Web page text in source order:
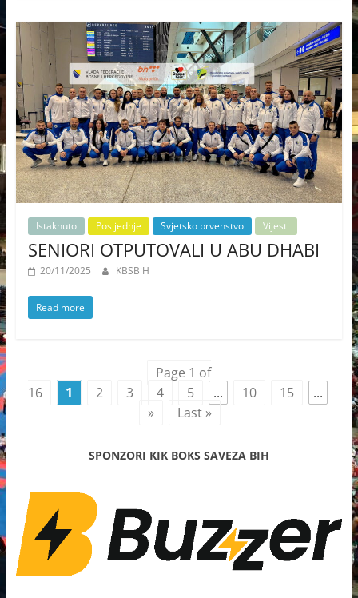
Istaknuto Posljednje Svjetsko prvenstvo Vijesti
SENIORI OTPUTOVALI U ABU DHABI
20/11/2025 KBSBiH
Read more
Page 1 of
16
1 2 3 4 5 ... 10 15
...
»
Last »
SPONZORI KIK BOKS SAVEZA BIH